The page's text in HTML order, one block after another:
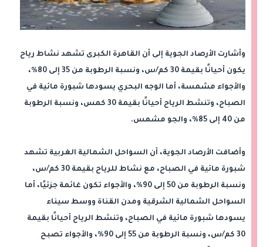
وأشارت الأرصاد الجوية إلى أن القاهرة الكبرى تشهد نشاط رياح
يكون أحيانًا بقيمة 30 كم/س، ونسبة الرطوبة من 35 إلى 80%،
والأجواء مشمسة، أما الوجه البحري يسودها شبورة مائية في
الصباح، وتنشط الرياح أحيانًا بقيمة 30 كمس، ونسبة الرطوبة
من 40 إلى 85%، والجو مشمس.
وأضافت الأرصاد الجوية، أن السواحل الشمالية الغربية تشهد
شبورة مائية في الصباح، مع نشاط للرياح بقيمة 30 كم/س،
ونسبة الرطوبة من 50 إلى 90%، والأجواء تكون غائمة جزئيًا، أما
السواحل الشمالية الشرقية ومدن القناة ووسط سيناء
يسودها شبورة مائية في الصباح، وتنشط الرياح أحيانًا بقيمة
30 كم/س، ونسبة الرطوبة من 55 إلى 90%، والأجواء تصبح